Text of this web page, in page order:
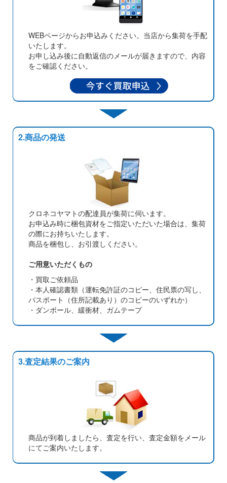
WEBページからお申込みください。当店から集荷を手配
いたします。
お申し込み後に自動返信のメールが届きますので、内容
をご確認ください。
2.商品の発送
クロネコヤマトの配達員が集荷に伺います。
お申込み時に梱包資材をご指定いただいた場合は、集荷
の際にお持ちいたします。
商品を梱包し、お引渡しください。
ご用意いただくもの
・買取ご依頼品
・本人確認書類（運転免許証のコピー、住民票の写し、
パスポート（住所記載あり）のコピーのいずれか）
・ダンボール、緩衝材、ガムテープ
3.査定結果のご案内
商品が到着しましたら、査定を行い、査定金額をメール
にてご案内いたします。